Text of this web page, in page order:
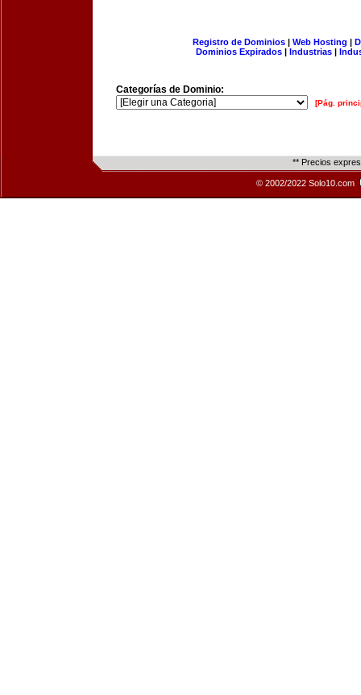
Registro de Dominios| Web Hosting |
Dominios Expirados | Industrias |
Categorías de Dominio:
[Pág.
** Precios
© 2002/2022 Solo10.com